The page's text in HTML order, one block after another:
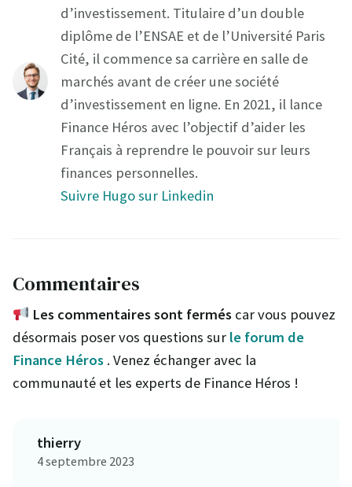
d’investissement. Titulaire d’un double
diplôme de l’ENSAE et de l’Université Paris
Cité, il commence sa carrière en salle de
marchés avant de créer une société
d’investissement en ligne. En 2021, il lance
Finance Héros avec l’objectif d’aider les
Français à reprendre le pouvoir sur leurs
finances personnelles.
Suivre Hugo sur Linkedin
Commentaires
Les commentaires sont fermés car vous pouvez
désormais poser vos questions sur le forum de
Finance Héros . Venez échanger avec la
communauté et les experts de Finance Héros !
thierry
4 septembre 2023